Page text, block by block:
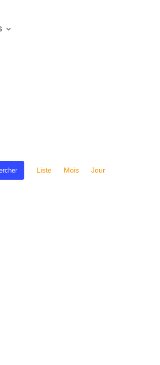
de
Liste Mois Jour